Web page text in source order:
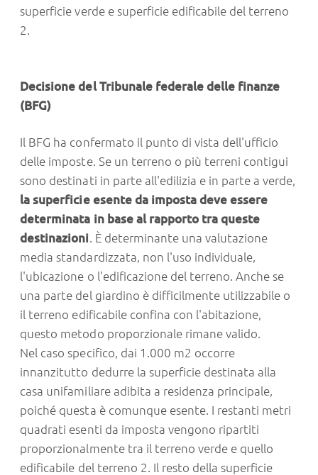
superficie verde e superficie edificabile del terreno
2.
Decisione del Tribunale federale delle finanze
(BFG)
Il BFG ha confermato il punto di vista dell'ufficio
delle imposte. Se un terreno o più terreni contigui
sono destinati in parte all'edilizia e in parte a verde,
la superficie esente da imposta deve essere
determinata in base al rapporto tra queste
destinazioni. È determinante una valutazione
media standardizzata, non l'uso individuale,
l'ubicazione o l'edificazione del terreno. Anche se
una parte del giardino è difficilmente utilizzabile o
il terreno edificabile confina con l'abitazione,
questo metodo proporzionale rimane valido.
Nel caso specifico, dai 1.000 m2 occorre
innanzitutto dedurre la superficie destinata alla
casa unifamiliare adibita a residenza principale,
poiché questa è comunque esente. I restanti metri
quadrati esenti da imposta vengono ripartiti
proporzionalmente tra il terreno verde e quello
edificabile del terreno 2. Il resto della superficie